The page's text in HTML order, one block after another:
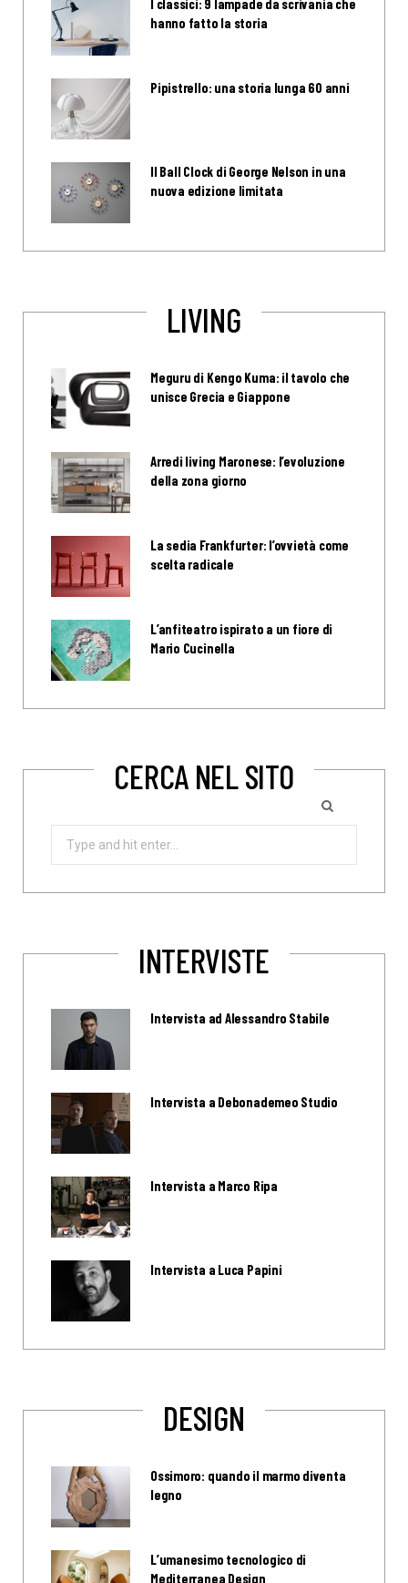
I classici: 9 lampade da scrivania che
hanno fatto la storia
Pipistrello: una storia lunga 60 anni
Il Ball Clock di George Nelson in una
nuova edizione limitata
LIVING
Meguru di Kengo Kuma: il tavolo che
unisce Grecia e Giappone
Arredi living Maronese: l’evoluzione
della zona giorno
La sedia Frankfurter: l’ovvietà come
scelta radicale
L’anfiteatro ispirato a un fiore di
Mario Cucinella
CERCA NEL SITO
Search
INTERVISTE
Intervista ad Alessandro Stabile
Intervista a Debonademeo Studio
Intervista a Marco Ripa
Intervista a Luca Papini
DESIGN
Ossimoro: quando il marmo diventa
legno
L’umanesimo tecnologico di
Mediterranea Design